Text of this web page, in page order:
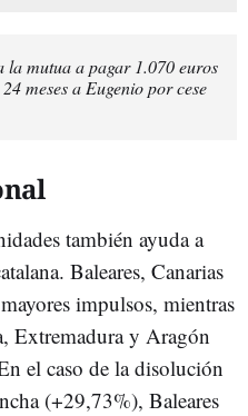
la mutua a pagar 1.070 euros
meses a Eugenio por cese
también ayuda a
Baleares, Canarias
impulsos, mientras
Extremadura y Aragón
el caso de la disolución
(+29,73%), Baleares